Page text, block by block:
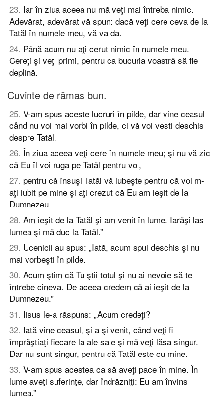
23. Iar în ziua aceea nu mă veţi mai întreba nimic.
Adevărat, adevărat vă spun: dacă veţi cere ceva de la
Tatăl în numele meu, vă va da.
24. Până acum nu aţi cerut nimic în numele meu.
Cereţi şi veţi primi, pentru ca bucuria voastră să fie
deplină.
Cuvinte de rămas bun.
25. V-am spus aceste lucruri în pilde, dar vine ceasul
când nu voi mai vorbi în pilde, ci vă voi vesti deschis
despre Tatăl.
26. În ziua aceea veţi cere în numele meu; şi nu vă zic
că Eu îl voi ruga pe Tatăl pentru voi,
27. pentru că însuşi Tatăl vă iubeşte pentru că voi m-
aţi iubit pe mine şi aţi crezut că Eu am ieşit de la
Dumnezeu.
28. Am ieşit de la Tatăl şi am venit în lume. Iarăşi las
lumea şi mă duc la Tatăl.”
29. Ucenicii au spus: „Iată, acum spui deschis şi nu
mai vorbeşti în pilde.
30. Acum ştim că Tu ştii totul şi nu ai nevoie să te
întrebe cineva. De aceea credem că ai ieşit de la
Dumnezeu.”
31. Iisus le-a răspuns: „Acum credeţi?
32. Iată vine ceasul, şi a şi venit, când veţi fi
împrăştiaţi fiecare la ale sale şi mă veţi lăsa singur.
Dar nu sunt singur, pentru că Tatăl este cu mine.
33. V-am spus acestea ca să aveţi pace în mine. În
lume aveţi suferinţe, dar îndrăzniţi: Eu am învins
lumea.”
--